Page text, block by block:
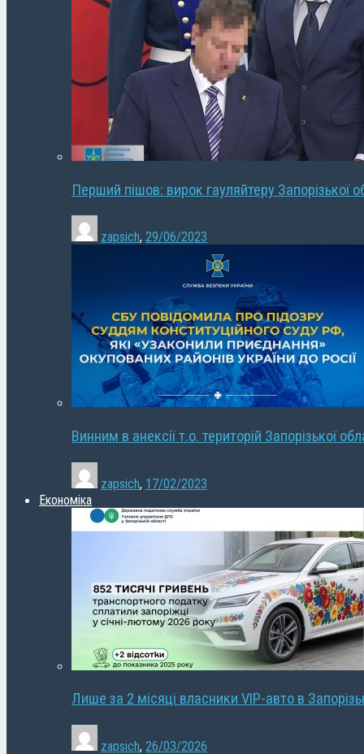
Перший пішов: вирок гауляйтеру Запорізької
zapsich, 29/06/2023
Винним в анексії т.о. територій Запорізької
zapsich, 17/02/2023
Економіка
Лише за 2 місяці власники VIP-авто в
zapsich, 26/03/2026